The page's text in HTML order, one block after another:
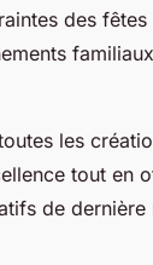
des
les
tout en
de dernière